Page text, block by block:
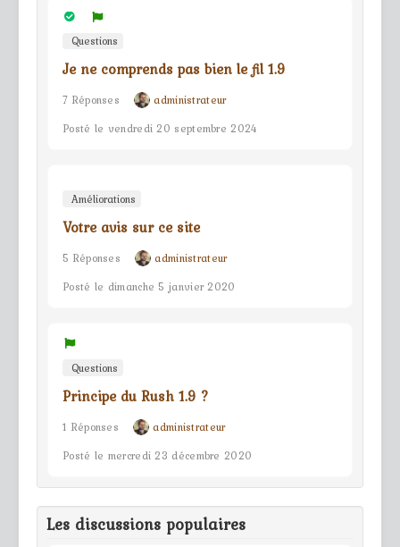
Questions
Je ne comprends pas bien le fil 1.9
7 Réponses
administrateur
Posté le vendredi 20 septembre 2024
Améliorations
Votre avis sur ce site
5 Réponses
administrateur
Posté le dimanche 5 janvier 2020
Questions
Principe du Rush 1.9 ?
1 Réponses
administrateur
Posté le mercredi 23 décembre 2020
Les discussions populaires